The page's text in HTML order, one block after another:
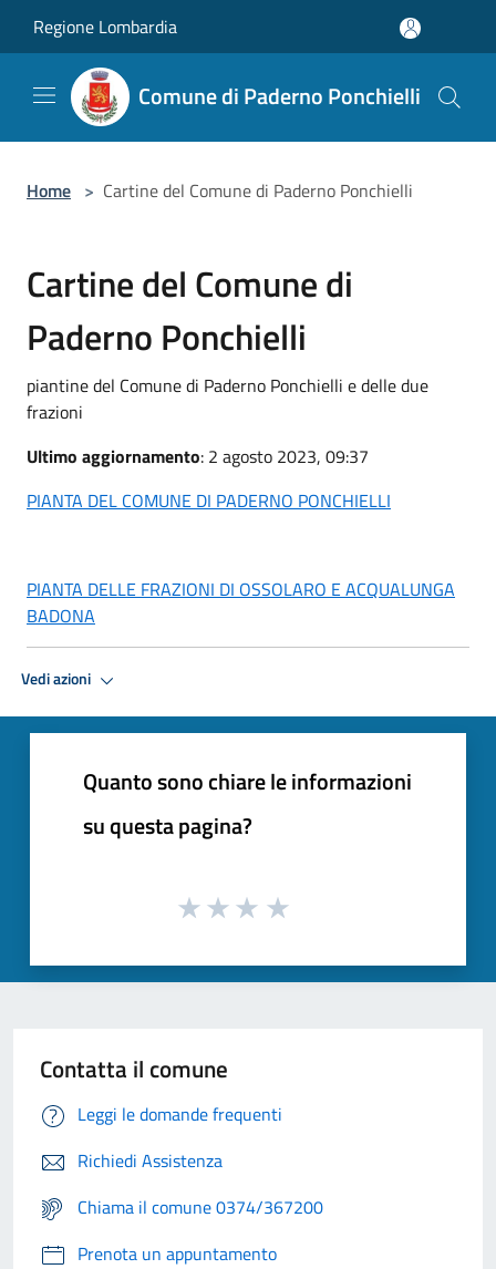
Regione Lombardia
Comune di Paderno Ponchielli
Home > Cartine del Comune di Paderno Ponchielli
Cartine del Comune di
Paderno Ponchielli
piantine del Comune di Paderno Ponchielli e delle due
frazioni
Ultimo aggiornamento: 2 agosto 2023, 09:37
PIANTA DEL COMUNE DI PADERNO PONCHIELLI
PIANTA DELLE FRAZIONI DI OSSOLARO E ACQUALUNGA
BADONA
Vedi azioni
Quanto sono chiare le informazioni
su questa pagina?
Contatta il comune
Leggi le domande frequenti
Richiedi Assistenza
Chiama il comune 0374/367200
Prenota un appuntamento